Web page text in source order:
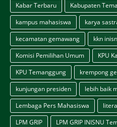
Kabar Terbaru
Kabupaten
kampus mahasiswa
karya
kecamatan gemawang
kkn
Komisi Pemilihan Umum
KPU
KPU Temanggung
krempong
kunjungan presiden
lebih baik
Lembaga Pers Mahasiswa
LPM GRIP
LPM GRIP INISNU